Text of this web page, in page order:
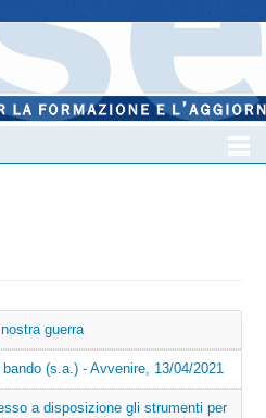
guerra
(s.a.) - Avvenire, 13/04/2021
a disposizione gli strumenti per